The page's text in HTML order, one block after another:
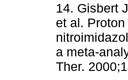
14. Gisbert
et al.
a meta-
Ther.